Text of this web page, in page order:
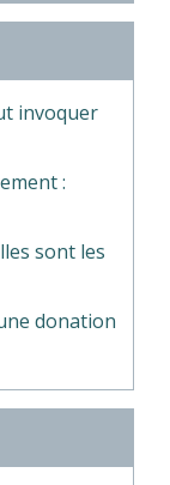
invoquer
:
sont les
donation